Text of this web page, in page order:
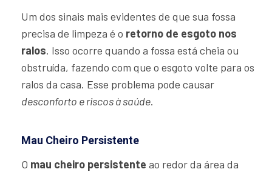
Um dos sinais mais evidentes de que sua fossa
precisa de limpeza é o retorno de esgoto nos
ralos. Isso ocorre quando a fossa está cheia ou
obstruída, fazendo com que o esgoto volte para os
ralos da casa. Esse problema pode causar
desconforto e riscos à saúde.
Mau Cheiro Persistente
O mau cheiro persistente ao redor da área da